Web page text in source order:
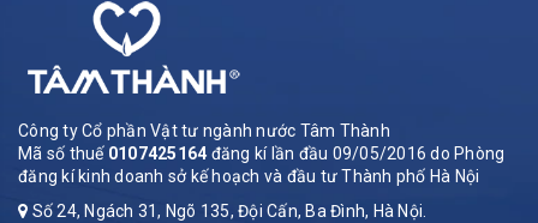
Công ty Cổ phần Vật tư ngành nước Tâm Thành
Mã số thuế 0107425164 đăng kí lần đầu 09/05/2016 do Phòng
đăng kí kinh doanh sở kế hoạch và đầu tư Thành phố Hà Nội
Số 24, Ngách 31, Ngõ 135, Đội Cấn, Ba Đình, Hà Nội.